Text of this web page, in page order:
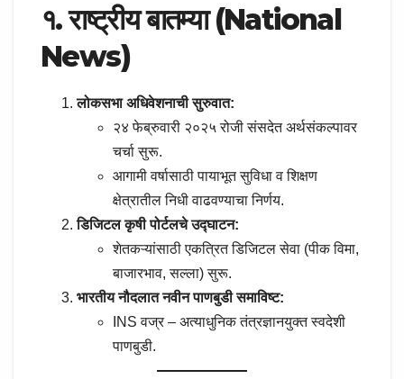
१. राष्ट्रीय बातम्या (National
News)
लोकसभा अधिवेशनाची सुरुवात:
२४ फेब्रुवारी २०२५ रोजी संसदेत अर्थसंकल्पावर
चर्चा सुरू.
आगामी वर्षासाठी पायाभूत सुविधा व शिक्षण
क्षेत्रातील निधी वाढवण्याचा निर्णय.
डिजिटल कृषी पोर्टलचे उद्घाटन:
शेतकऱ्यांसाठी एकत्रित डिजिटल सेवा (पीक विमा,
बाजारभाव, सल्ला) सुरू.
भारतीय नौदलात नवीन पाणबुडी समाविष्ट:
INS वज्र – अत्याधुनिक तंत्रज्ञानयुक्त स्वदेशी
पाणबुडी.